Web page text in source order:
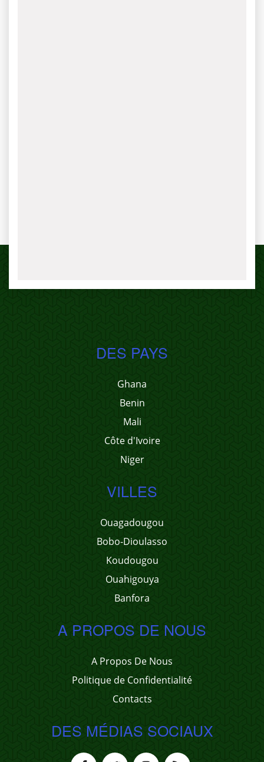
DES PAYS
Ghana
Benin
Mali
Côte d'Ivoire
Niger
VILLES
Ouagadougou
Bobo-Dioulasso
Koudougou
Ouahigouya
Banfora
A PROPOS DE NOUS
A Propos De Nous
Politique de Confidentialité
Contacts
DES MÉDIAS SOCIAUX